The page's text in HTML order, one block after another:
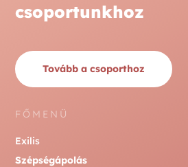
csoportunkhoz
Tovább a csoporthoz
FŐMENÜ
Exilis
Szépségápolás